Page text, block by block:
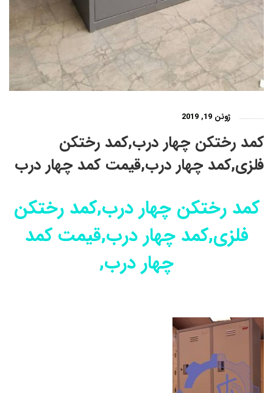
ژوئن 19, 2019
کمد رختکن چهار درب,کمد رختکن
فلزی,کمد چهار درب,قیمت کمد چهار درب
کمد رختکن چهار درب,کمد رختکن
فلزی,کمد چهار درب,قیمت کمد
چهار درب,